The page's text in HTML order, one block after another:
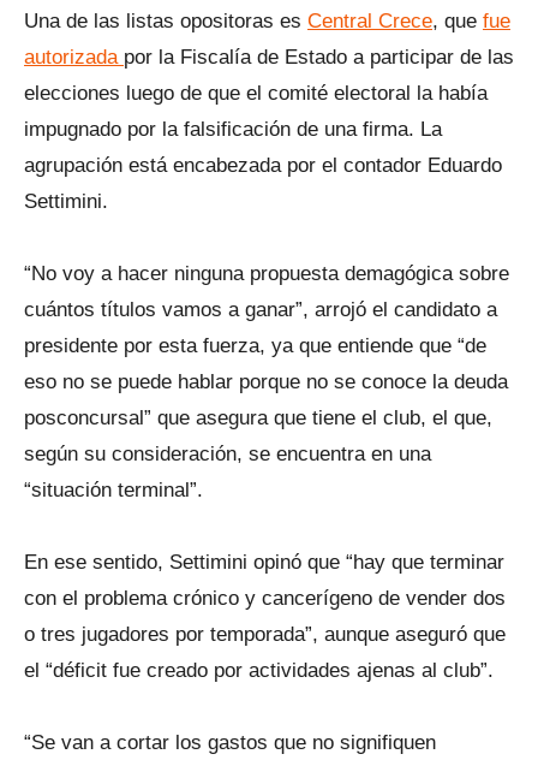
Una de las listas opositoras es Central Crece, que fue
autorizada por la Fiscalía de Estado a participar de las
elecciones luego de que el comité electoral la había
impugnado por la falsificación de una firma. La
agrupación está encabezada por el contador Eduardo
Settimini.
“No voy a hacer ninguna propuesta demagógica sobre
cuántos títulos vamos a ganar”, arrojó el candidato a
presidente por esta fuerza, ya que entiende que “de
eso no se puede hablar porque no se conoce la deuda
posconcursal” que asegura que tiene el club, el que,
según su consideración, se encuentra en una
“situación terminal”.
En ese sentido, Settimini opinó que “hay que terminar
con el problema crónico y cancerígeno de vender dos
o tres jugadores por temporada”, aunque aseguró que
el “déficit fue creado por actividades ajenas al club”.
“Se van a cortar los gastos que no signifiquen